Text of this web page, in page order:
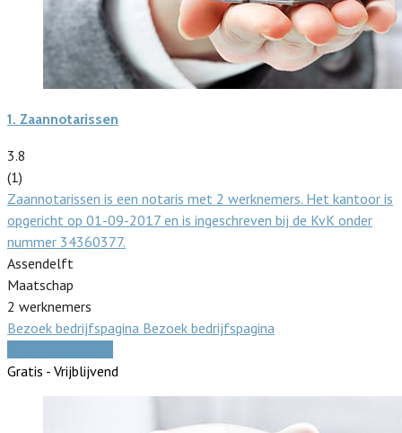
1. Zaannotarissen
3.8
(1)
Zaannotarissen is een notaris met 2 werknemers. Het kantoor is
opgericht op 01-09-2017 en is ingeschreven bij de KvK onder
nummer 34360377.
Assendelft
Maatschap
2 werknemers
Bezoek bedrijfspagina Bezoek bedrijfspagina
Gratis - Vrijblijvend